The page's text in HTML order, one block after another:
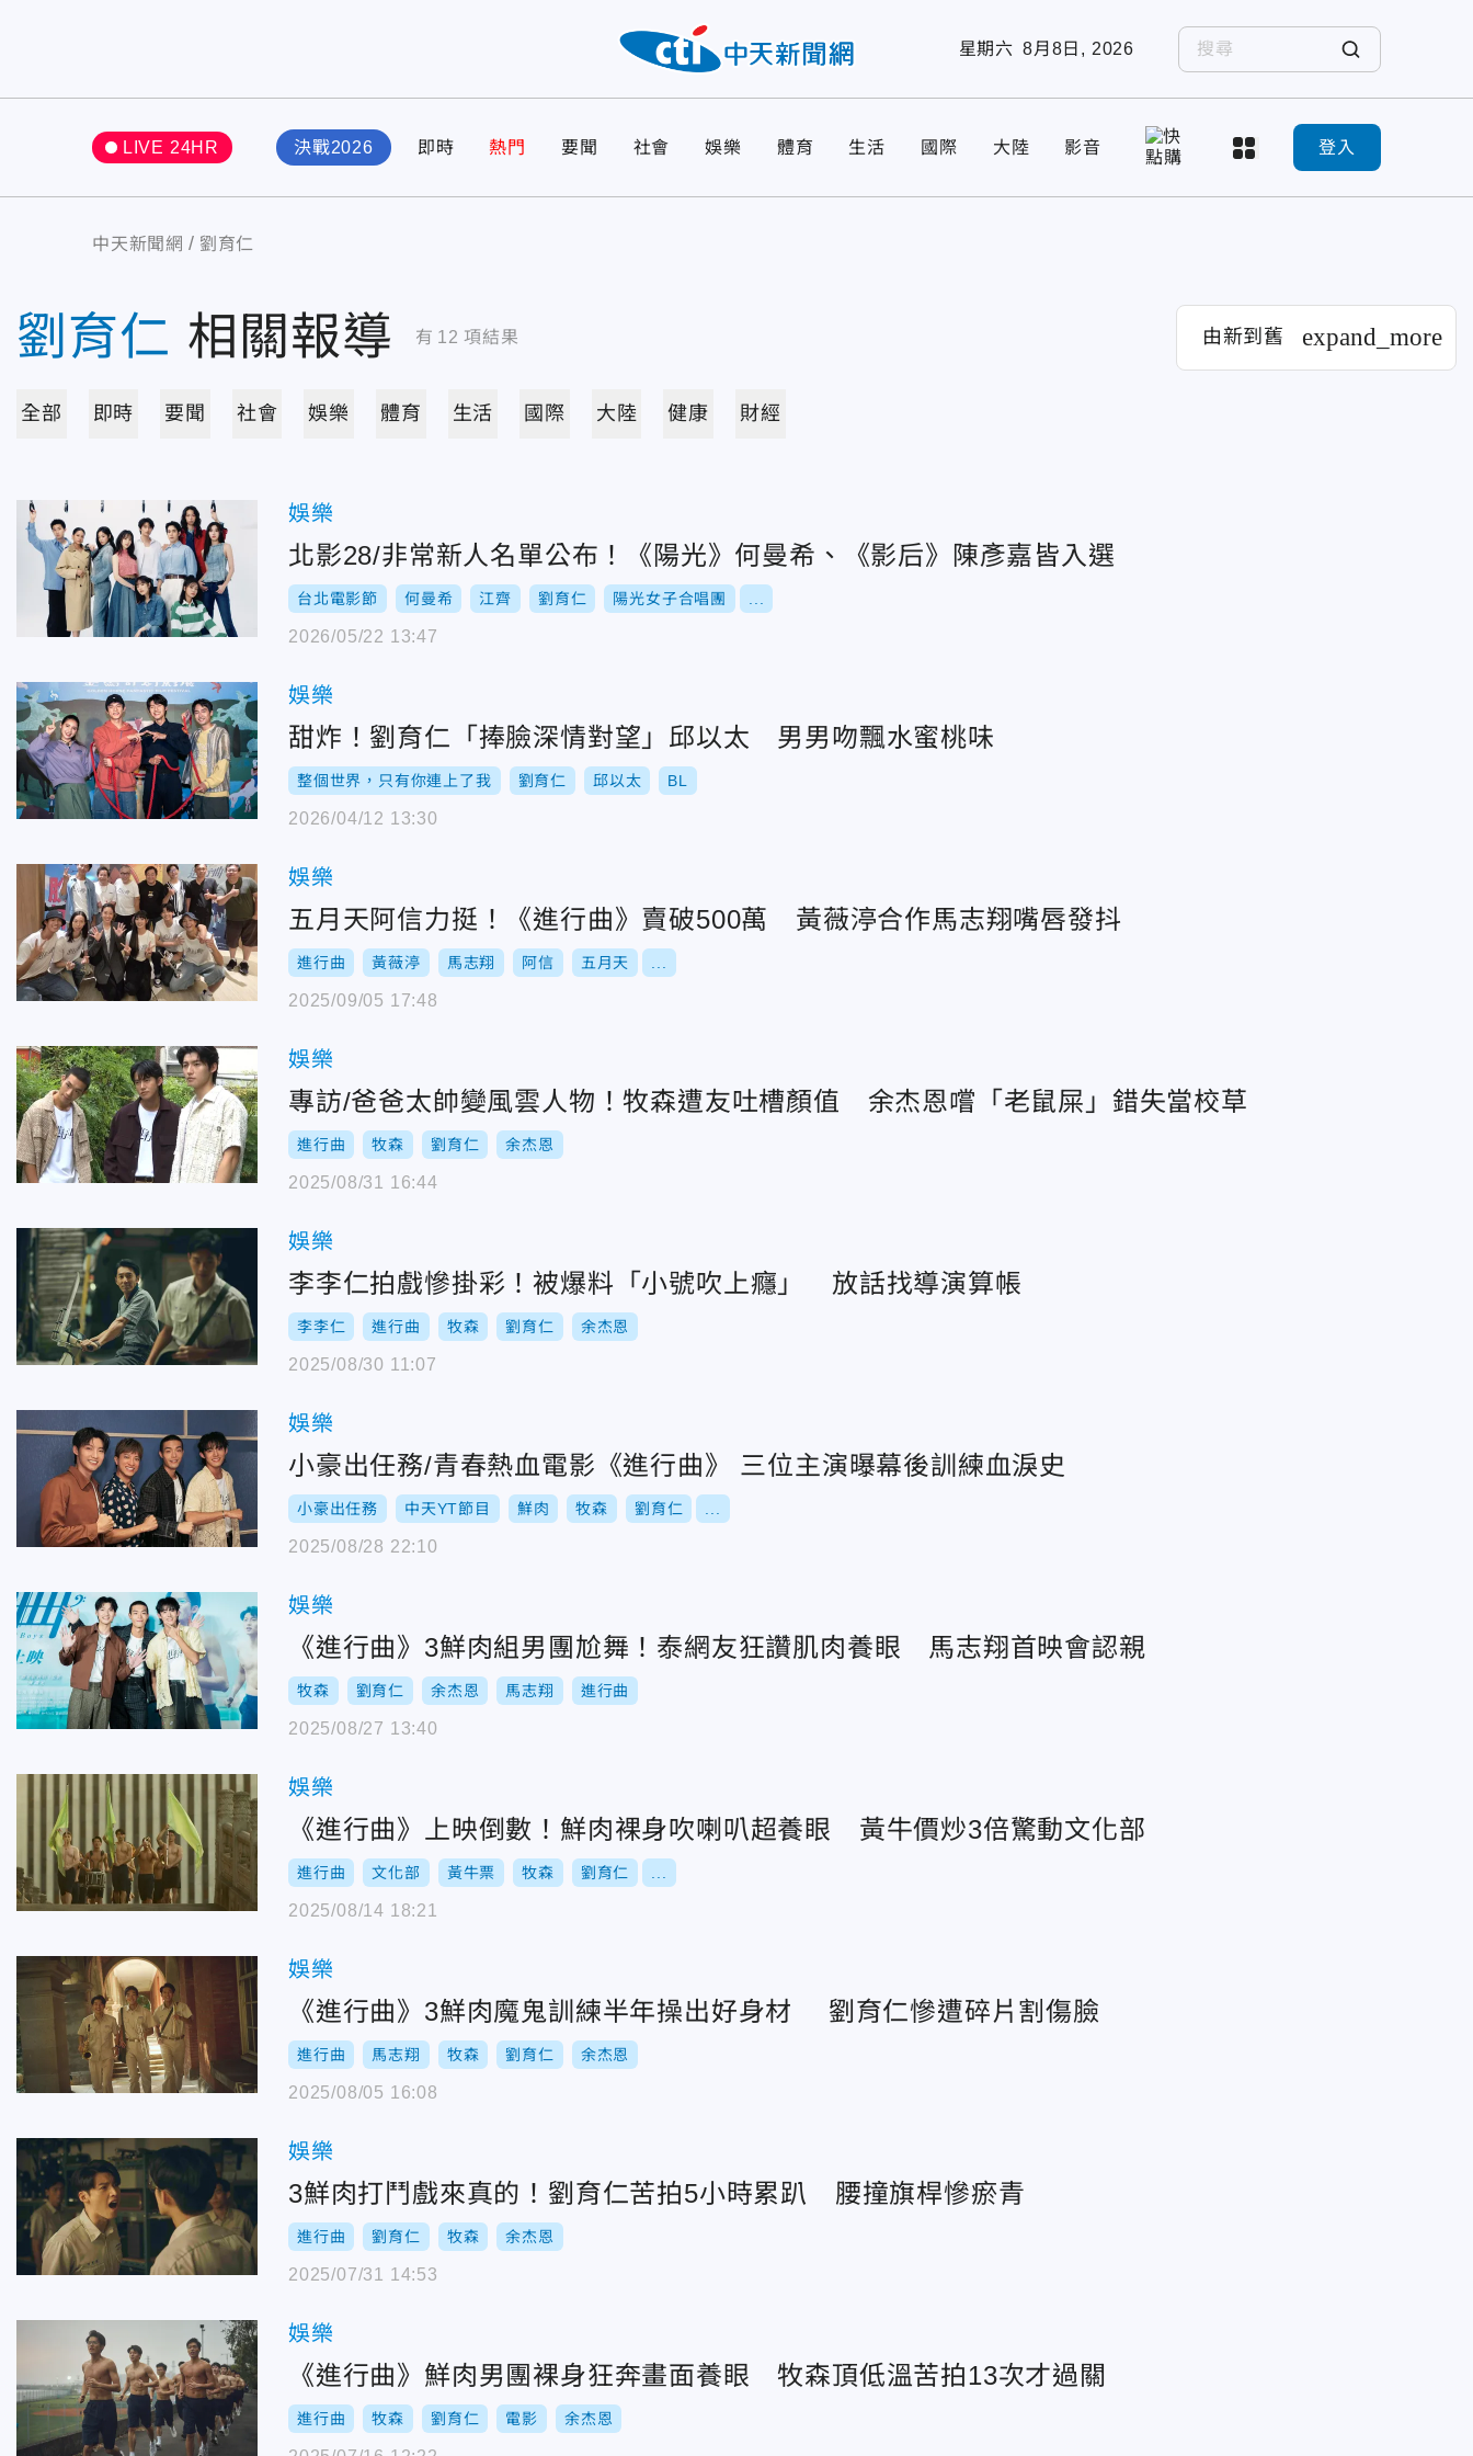
星期六 8月8日, 2026
LIVE 24HR 決戰2026 即時 熱門 要聞 社會 娛樂 體育 生活 國際 大陸 影音 登入
中天新聞網 劉育仁
劉育仁 相關報導 有 12 項結果 由新到舊 expand_more
全部 即時 要聞 社會 娛樂 體育 生活 國際 大陸 健康 財經
娛樂
北影28/非常新人名單公布！《陽光》何曼希、《影后》陳彥嘉皆入選
台北電影節 何曼希 江齊 劉育仁 陽光女子合唱團
2026/05/22 13:47
娛樂
甜炸！劉育仁「捧臉深情對望」邱以太 男男吻飄水蜜桃味
整個世界，只有你連上了我 劉育仁 邱以太 BL
2026/04/12 13:30
娛樂
五月天阿信力挺！《進行曲》賣破500萬 黃薇渟合作馬志翔嘴唇發抖
進行曲 黃薇渟 馬志翔 阿信 五月天
2025/09/05 17:48
娛樂
專訪/爸爸太帥變風雲人物！牧森遭友吐槽顏值 余杰恩嚐「老鼠屎」錯失當校草
進行曲 牧森 劉育仁 余杰恩
2025/08/31 16:44
娛樂
李李仁拍戲慘掛彩！被爆料「小號吹上癮」 放話找導演算帳
李李仁 進行曲 牧森 劉育仁 余杰恩
2025/08/30 11:07
娛樂
小豪出任務/青春熱血電影《進行曲》 三位主演曝幕後訓練血淚史
小豪出任務 中天YT節目 鮮肉 牧森 劉育仁
2025/08/28 22:10
娛樂
《進行曲》3鮮肉組男團尬舞！泰網友狂讚肌肉養眼 馬志翔首映會認親
牧森 劉育仁 余杰恩 馬志翔 進行曲
2025/08/27 13:40
娛樂
《進行曲》上映倒數！鮮肉裸身吹喇叭超養眼 黃牛價炒3倍驚動文化部
進行曲 文化部 黃牛票 牧森 劉育仁
2025/08/14 18:21
娛樂
《進行曲》3鮮肉魔鬼訓練半年操出好身材 劉育仁慘遭碎片割傷臉
進行曲 馬志翔 牧森 劉育仁 余杰恩
2025/08/05 16:08
娛樂
3鮮肉打鬥戲來真的！劉育仁苦拍5小時累趴 腰撞旗桿慘瘀青
進行曲 劉育仁 牧森 余杰恩
2025/07/31 14:53
娛樂
《進行曲》鮮肉男團裸身狂奔畫面養眼 牧森頂低溫苦拍13次才過關
進行曲 牧森 劉育仁 電影 余杰恩